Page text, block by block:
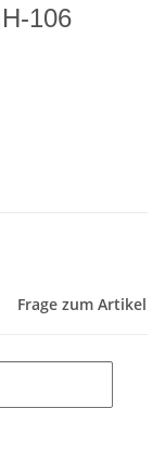
106
Frage zum Artikel